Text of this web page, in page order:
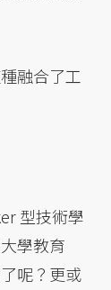
融合了工
型技術學
學教育
呢？更或